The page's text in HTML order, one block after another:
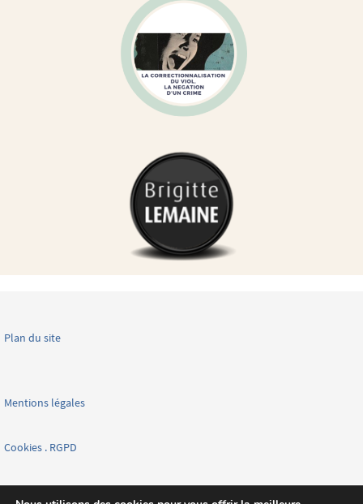
Plan du site
Mentions légales
Cookies . RGPD